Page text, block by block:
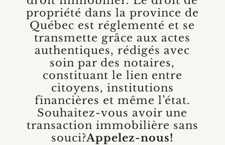
propriété dans la province de
Québec est réglementé et se
transmette grâce aux actes
authentiques, rédigés avec
soin par des notaires,
constituant le lien entre
citoyens, institutions
financières et même l’état.
Souhaitez-vous avoir une
transaction immobilière sans
souci?Appelez-nous!